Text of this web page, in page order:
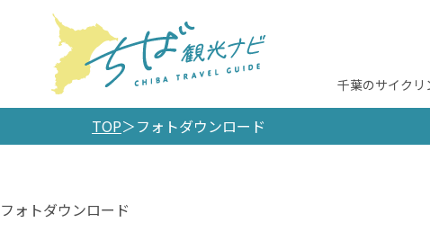
千葉のサイクリ
TOP フォトダウンロード
フォトダウンロード